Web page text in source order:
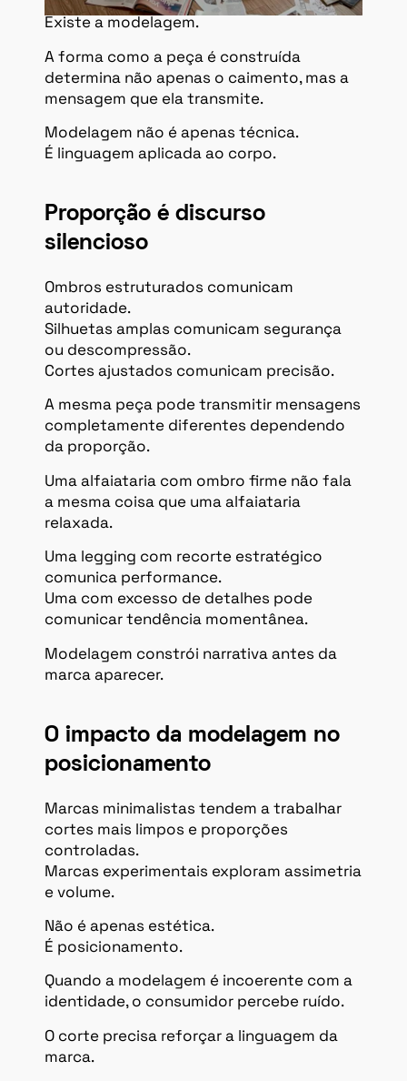
Existe a modelagem.
A forma como a peça é construída
determina não apenas o caimento, mas a
mensagem que ela transmite.
Modelagem não é apenas técnica.
É linguagem aplicada ao corpo.
Proporção é discurso
silencioso
Ombros estruturados comunicam
autoridade.
Silhuetas amplas comunicam segurança
ou descompressão.
Cortes ajustados comunicam precisão.
A mesma peça pode transmitir mensagens
completamente diferentes dependendo
da proporção.
Uma alfaiataria com ombro firme não fala
a mesma coisa que uma alfaiataria
relaxada.
Uma legging com recorte estratégico
comunica performance.
Uma com excesso de detalhes pode
comunicar tendência momentânea.
Modelagem constrói narrativa antes da
marca aparecer.
O impacto da modelagem no
posicionamento
Marcas minimalistas tendem a trabalhar
cortes mais limpos e proporções
controladas.
Marcas experimentais exploram assimetria
e volume.
Não é apenas estética.
É posicionamento.
Quando a modelagem é incoerente com a
identidade, o consumidor percebe ruído.
O corte precisa reforçar a linguagem da
marca.